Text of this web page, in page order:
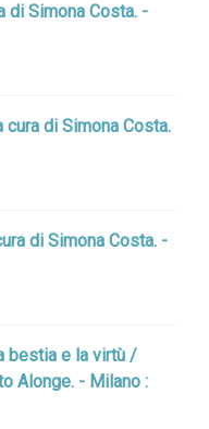
di Simona Costa. -
di Simona Costa.
di Simona Costa. -
bestia e la virtù /
Alonge. - Milano :